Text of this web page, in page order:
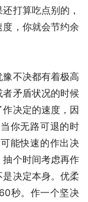
打算吃点别的，
，你就会节约余
不决都有着极高
矛盾状况的时候
决定的速度，因
你无路可退的时
能快速的作出决
个时间考虑再作
决定本身。优柔
秒。作一个坚决